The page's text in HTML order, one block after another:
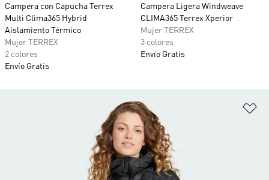
Campera con Capucha Terrex
Multi Clima365 Hybrid
Aislamiento Térmico
Mujer TERREX
2 colores
Envío Gratis
Campera Ligera Windweave
CLIMA365 Terrex Xperior
Mujer TERREX
3 colores
Envío Gratis